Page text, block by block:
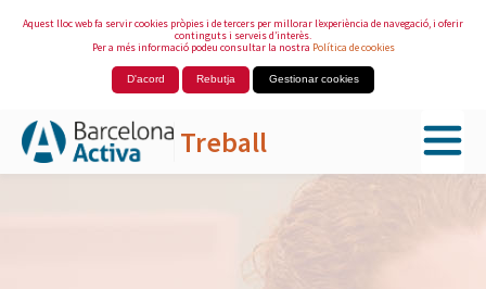
Aquest lloc web fa servir cookies pròpies i de tercers per millorar l’experiència de navegació, i oferir
continguts i serveis d’interès.
Per a més informació podeu consultar la nostra Política de cookies
D'acord Rebutja Gestionar cookies
Treball